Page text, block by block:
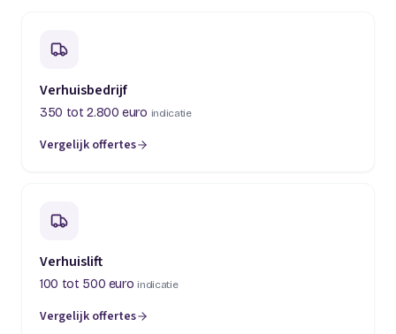
Verhuisbedrijf
350 tot 2.800 euro indicatie
Vergelijk offertes
(opent in een nieuw tabblad)
Verhuislift
100 tot 500 euro indicatie
Vergelijk offertes
(opent in een nieuw tabblad)